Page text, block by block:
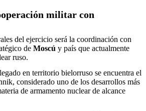
militar con
del ejercicio será la coordinación con
de Moscú y país que actualmente
ruso.
en territorio bielorruso se encuentra el
considerado uno de los desarrollos más
de armamento nuclear de alcance